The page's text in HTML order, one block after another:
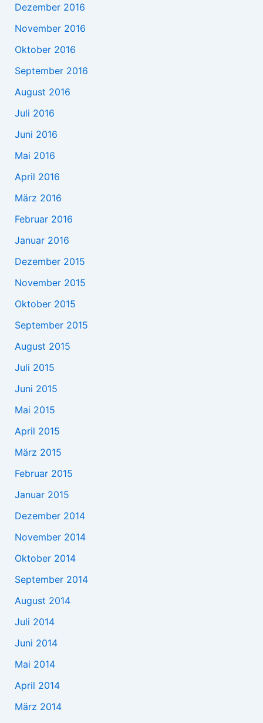
Dezember 2016
November 2016
Oktober 2016
September 2016
August 2016
Juli 2016
Juni 2016
Mai 2016
April 2016
März 2016
Februar 2016
Januar 2016
Dezember 2015
November 2015
Oktober 2015
September 2015
August 2015
Juli 2015
Juni 2015
Mai 2015
April 2015
März 2015
Februar 2015
Januar 2015
Dezember 2014
November 2014
Oktober 2014
September 2014
August 2014
Juli 2014
Juni 2014
Mai 2014
April 2014
März 2014